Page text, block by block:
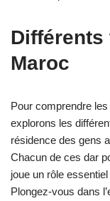
Différents
Maroc
Pour comprendre
explorons les
résidence des gens
Chacun de ces dar
joue un rôle
Plongez-vous dans